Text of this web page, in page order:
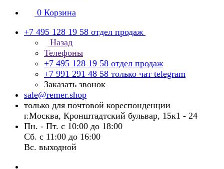
0 Корзина
+7 495 128 19 58 отдел продаж
Назад
Телефоны
+7 495 128 19 58 отдел продаж
+7 991 291 48 58 только чат telegram
Заказать звонок
sale@remer.shop
только для почтовой кореспонденции
г.Москва, Кронштадтский бульвар, 15к1 - 24
Пн. - Пт. с 10:00 до 18:00
Сб. с 11:00 до 16:00
Вс. выходной